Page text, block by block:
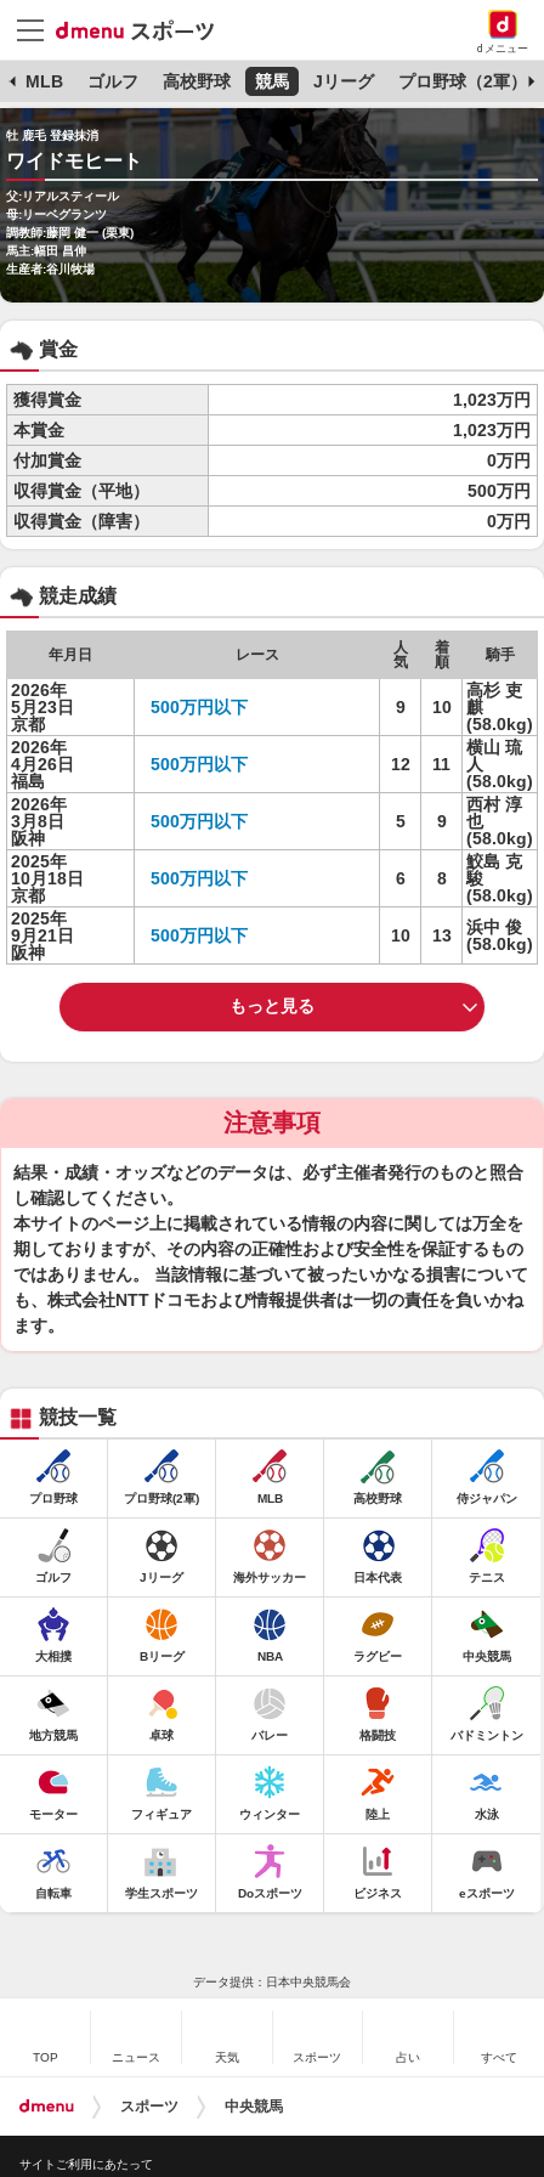
dメニュー
MLB ゴルフ 高校野球 競馬 Jリーグ プロ野球（2軍）
牡 鹿毛 登録抹消
ワイドモヒート
父:リアルスティール
母:リーベグランツ
調教師:藤岡 健一 (栗東)
馬主:幅田 昌伸
生産者:谷川牧場
賞金
獲得賞金
1,023万円
本賞金
1,023万円
付加賞金
0万円
収得賞金（平地）
500万円
収得賞金（障害）
0万円
競走成績
年月日 レース
人
気
着
順
騎手
2026年
5月23日
京都
500万円以下 9 10
高杉 吏
麒
(58.0kg)
2026年
4月26日
福島
500万円以下 12 11
横山 琉
人
(58.0kg)
2026年
3月8日
阪神
500万円以下 5 9
西村 淳
也
(58.0kg)
2025年
10月18日
京都
500万円以下 6 8
鮫島 克
駿
(58.0kg)
2025年
9月21日
阪神
500万円以下 10 13
浜中 俊
(58.0kg)
もっと見る
注意事項
結果・成績・オッズなどのデータは、必ず主催者発行のものと照合
し確認してください。
本サイトのページ上に掲載されている情報の内容に関しては万全を
期しておりますが、その内容の正確性および安全性を保証するもの
ではありません。 当該情報に基づいて被ったいかなる損害について
も、株式会社NTTドコモおよび情報提供者は一切の責任を負いかね
ます。
競技一覧
プロ野球 プロ野球(2軍) MLB 高校野球 侍ジャパン
ゴルフ Jリーグ 海外サッカー 日本代表 テニス
大相撲 Bリーグ NBA ラグビー 中央競馬
地方競馬 卓球 バレー 格闘技 バドミントン
モーター フィギュア ウィンター 陸上 水泳
自転車 学生スポーツ Doスポーツ ビジネス eスポーツ
データ提供：日本中央競馬会
TOP ニュース 天気 スポーツ 占い すべて
スポーツ 中央競馬
サイトご利用にあたって